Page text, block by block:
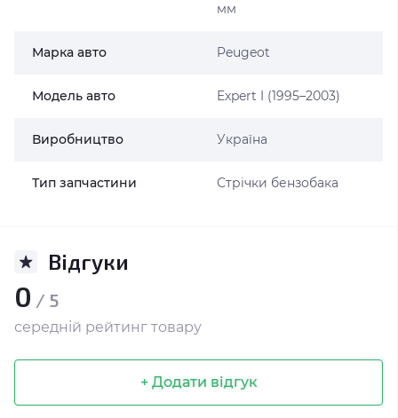
мм
Марка авто Peugeot
Модель авто Expert I (1995–2003)
Виробництво Україна
Тип запчастини Стрічки бензобака
Відгуки
0 / 5
середній рейтинг товару
+ Додати відгук